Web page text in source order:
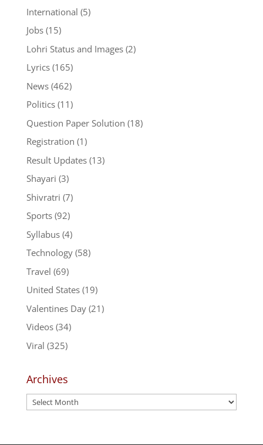
International (5)
Jobs(15)
Lohri Status and Images(2)
Lyrics(165)
News(462)
Politics(11)
Question Paper Solution (18)
Registration (1)
Result Updates(13)
Shayari (3)
Shivratri (7)
Sports(92)
Syllabus(4)
Technology(58)
Travel (69)
United States(19)
Valentines Day(21)
Videos(34)
Viral (325)
Archives
Archives